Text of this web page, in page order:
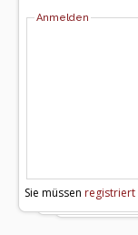
Anmelden
Sie müssen registriert